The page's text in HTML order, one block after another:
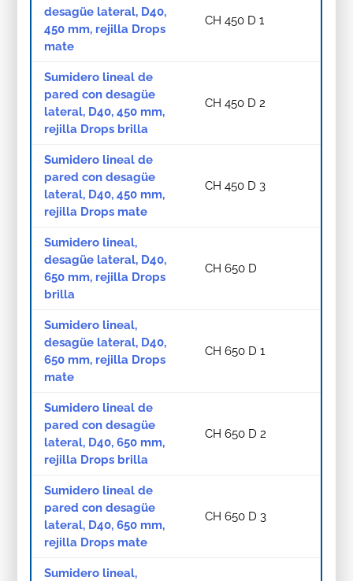
desagüe lateral, D40,
450 mm, rejilla Drops
mate
CH 450 D 1
Sumidero lineal de
pared con desagüe
lateral, D40, 450 mm,
rejilla Drops brilla
CH 450 D 2
Sumidero lineal de
pared con desagüe
lateral, D40, 450 mm,
rejilla Drops mate
CH 450 D 3
Sumidero lineal,
desagüe lateral, D40,
650 mm, rejilla Drops
brilla
CH 650 D
Sumidero lineal,
desagüe lateral, D40,
650 mm, rejilla Drops
mate
CH 650 D 1
Sumidero lineal de
pared con desagüe
lateral, D40, 650 mm,
rejilla Drops brilla
CH 650 D 2
Sumidero lineal de
pared con desagüe
lateral, D40, 650 mm,
rejilla Drops mate
CH 650 D 3
Sumidero lineal,